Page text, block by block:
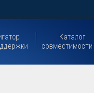
Каталог